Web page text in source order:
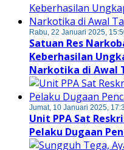
Rabu, 22 Januari 2025,
Satuan Res
Keberhasilan
Narkotika di Awal
Jumat, 10 Januari 2025,
Unit PPA Sat
Pelaku Dugaan